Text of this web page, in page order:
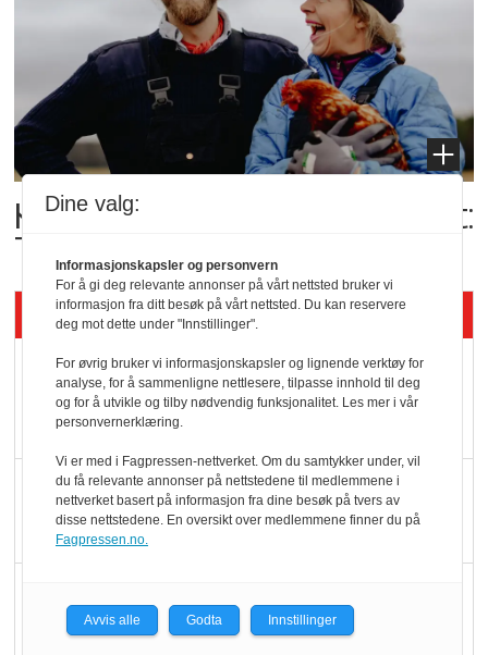
Kolonihagens norske yoghurt:
Trues av melkemangel
Siste artikler - KBS
Mat er viktigere enn
pris når elbilister
velger ladestopp
Ti bensinstasjoner
legger ned hver måned
Potetball, kylling og 98
oktan
Dine valg:
Informasjonskapsler og personvern
For å gi deg relevante annonser på vårt nettsted bruker vi
informasjon fra ditt besøk på vårt nettsted. Du kan reservere
deg mot dette under "Innstillinger".
For øvrig bruker vi informasjonskapsler og lignende verktøy for
analyse, for å sammenligne nettlesere, tilpasse innhold til deg
og for å utvikle og tilby nødvendig funksjonalitet. Les mer i vår
personvernerklæring.
Vi er med i Fagpressen-nettverket. Om du samtykker under, vil
du få relevante annonser på nettstedene til medlemmene i
nettverket basert på informasjon fra dine besøk på tvers av
disse nettstedene. En oversikt over medlemmene finner du på
Fagpressen.no.
Avvis alle Godta Innstillinger